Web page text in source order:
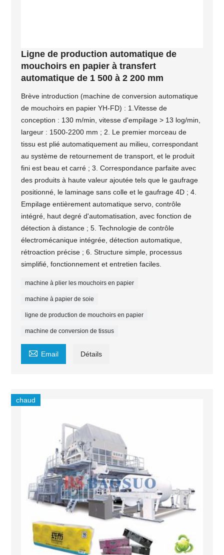
Ligne de production automatique de
mouchoirs en papier à transfert
automatique de 1 500 à 2 200 mm
Brève introduction (machine de conversion automatique
de mouchoirs en papier YH-FD) : 1.Vitesse de
conception : 130 m/min, vitesse d'empilage > 13 log/min,
largeur : 1500-2200 mm ; 2. Le premier morceau de
tissu est plié automatiquement au milieu, correspondant
au système de retournement de transport, et le produit
fini est beau et carré ; 3. Correspondance parfaite avec
des produits à haute valeur ajoutée tels que le gaufrage
positionné, le laminage sans colle et le gaufrage 4D ; 4.
Empilage entièrement automatique servo, contrôle
intégré, haut degré d'automatisation, avec fonction de
détection à distance ; 5. Technologie de contrôle
électromécanique intégrée, détection automatique,
rétroaction précise ; 6. Structure simple, processus
simplifié, fonctionnement et entretien faciles.
machine à plier les mouchoirs en papier
machine à papier de soie
ligne de production de mouchoirs en papier
machine de conversion de tissus
 Email Détails
chaud